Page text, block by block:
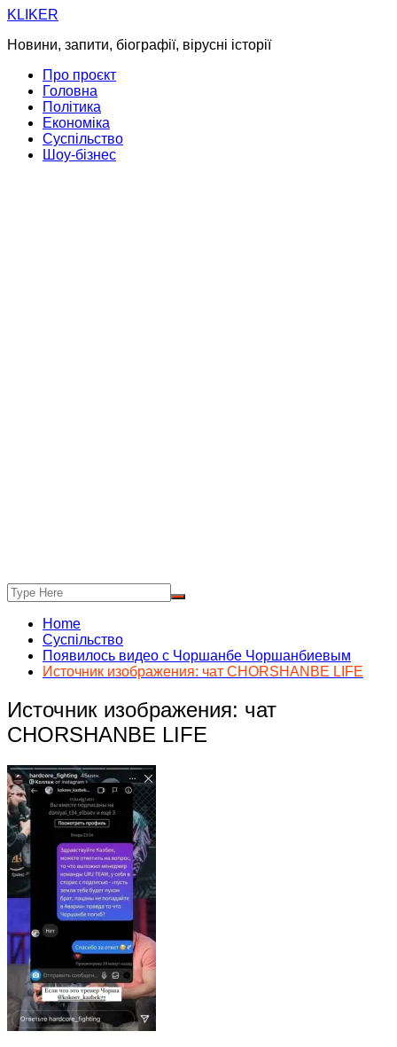
Skip
content
KLIKER
Новини, запити, біографії, вірусні історії
Про проєкт
Головна
Політика
Економіка
Суспільство
Шоу-бізнес
Home
Суспільство
Появилось видео с Чоршанбе Чоршанбиевым
Источник изображения: чат CHORSHANBE LIFE
Источник изображения: чат
CHORSHANBE LIFE